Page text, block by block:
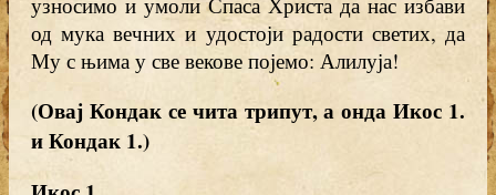
од мука вечних и удостоји радости светих, да
Му с њима у све векове појемо: Алилуја!
(Овај Кондак се чита трипут, а онда Икос 1.
и Кондак 1.)